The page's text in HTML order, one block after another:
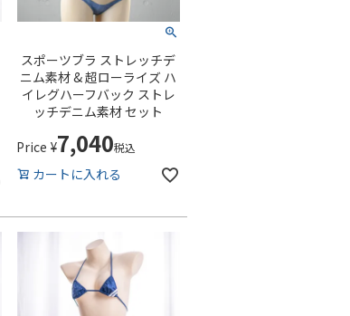
スポーツブラ ストレッチデ
ニム素材 & 超ローライズ ハ
イレグハーフバック ストレ
ッチデニム素材 セット
Price ¥7,040税込
カートに入れる